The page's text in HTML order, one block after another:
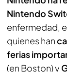
Nintendo
enfermedad,
quienes han
ferias
(en Boston) y